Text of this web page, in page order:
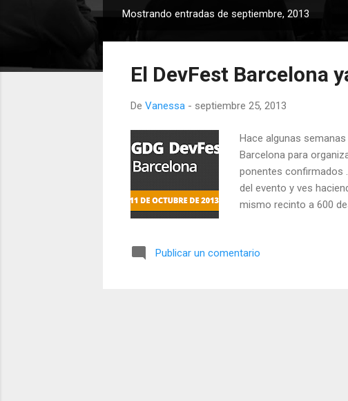
n
Mostrando entradas de septiembre, 2013
El DevFest Barcelona
De Vanessa - septiembre 25, 2013
Hace algunas
Barcelona para
ponentes confirmados
del evento y ves
mismo recinto a 600
Campus Nord, y el
Publicar un comentario